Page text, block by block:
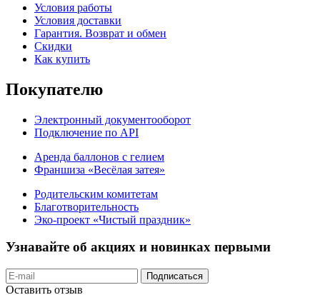
Условия работы
Условия доставки
Гарантия. Возврат и обмен
Скидки
Как купить
Покупателю
Электронный документооборот
Подключение по API
Аренда баллонов с гелием
Франшиза «Весёлая затея»
Родительским комитетам
Благотворительность
Эко-проект «Чистый праздник»
Узнавайте об акциях и новинках первыми
Подписаться
Оставить отзыв